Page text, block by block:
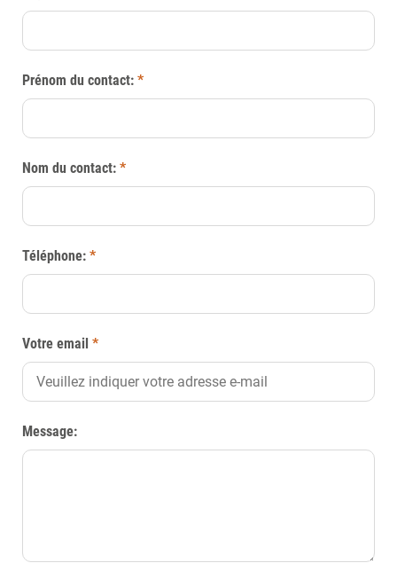
Prénom du contact: *
Nom du contact: *
Téléphone: *
Votre email *
Message: